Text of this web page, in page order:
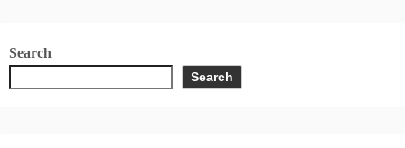
Search
Search